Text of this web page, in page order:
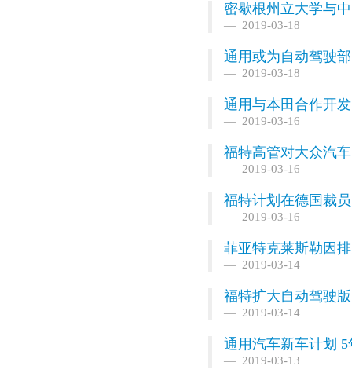
密歇根州立大学与
2019-03-18
通用或为自动驾驶
2019-03-18
通用与本田合作开
2019-03-16
福特高管对大众汽
2019-03-16
福特计划在德国裁
2019-03-16
菲亚特克莱斯勒因
2019-03-14
福特扩大自动驾驶
2019-03-14
通用汽车新车计划
2019-03-13